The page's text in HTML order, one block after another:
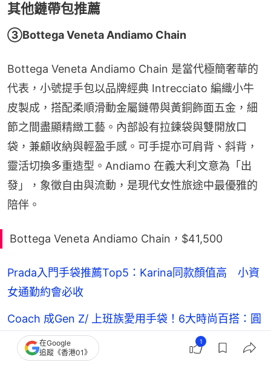
其他鏈帶包推薦
③Bottega Veneta Andiamo Chain
Bottega Veneta Andiamo Chain 是當代極簡奢華的
代表，小號提手包以品牌經典 Intrecciato 編織小牛
皮製成，搭配柔順滑動金屬鏈帶與黃銅飾面五金，細
節之間盡顯精緻工藝。內部設有拉鍊袋與雙開放口
袋，兼顧收納與輕盈手感。可手提亦可肩背、斜背，
靈活切換多重造型。Andiamo 在義大利文意為「出
發」，象徵自由與流動，是現代女性旅途中最優雅的
陪伴。
Bottega Veneta Andiamo Chain，$41,500
Prada入門手袋推薦Top5：Karina同款顏值高 小資
女通勤約會必收
Coach 成Gen Z/ 上班族愛用手袋！6大時尚百搭：圓
筒袋、復古款
在Google
追蹤《香港01》
1